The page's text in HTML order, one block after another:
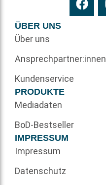
ÜBER UNS
Über uns
Ansprechpartner:innen
Kundenservice
PRODUKTE
Mediadaten
BoD-Bestseller
IMPRESSUM
Impressum
Datenschutz